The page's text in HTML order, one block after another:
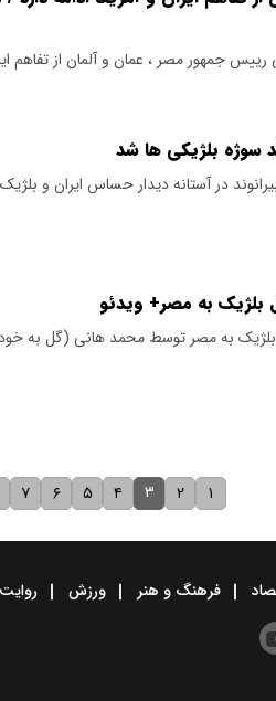
جمهور مصر ، عمان و آلمان از تفاهم
سوژه بلژیکی ها شد
در آستانه دیدار حساس ایران و
بلژیک به مصر+ ویدئو
به مصر توسط محمد هانی (گل به خودی) دقیقه
۱ ۲ ۳ ۴ ۵ ۶ ۷
فرهنگ و هنر ورزش روایت